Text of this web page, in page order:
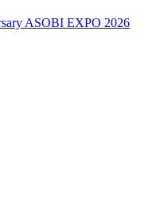
ASOBI EXPO 2026